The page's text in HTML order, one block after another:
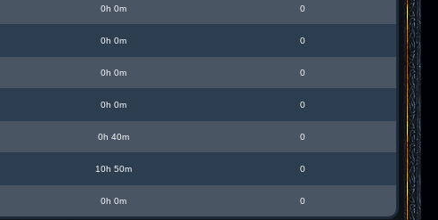
0h 0m 0
0h 0m 0
0h 0m 0
0h 0m 0
0h 40m 0
10h 50m 0
0h 0m 0